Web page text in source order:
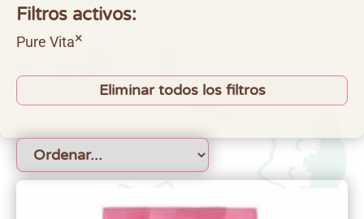
Filtros activos:
Pure Vita×
Eliminar todos los filtros